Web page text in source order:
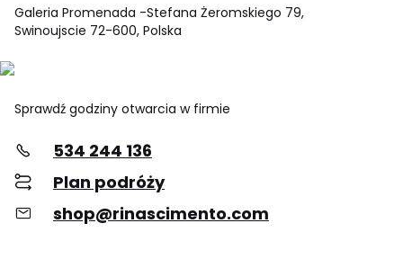
Galeria Promenada -Stefana Żeromskiego 79,
Swinoujscie 72-600, Polska
Sprawdź godziny otwarcia w firmie
534 244 136
Plan podróży
shop@rinascimento.com